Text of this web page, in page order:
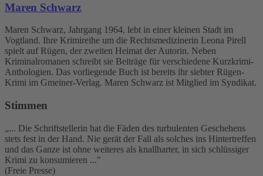
Maren Schwarz
Maren Schwarz, Jahrgang 1964, lebt in einer kleinen Stadt im
Vogtland. Ihre Krimireihe um die Rechtsmedizinerin Leona Pirell
spielt auf Rügen, der zweiten Heimat der Autorin. Neben
Kriminalromanen schreibt sie Beiträge für verschiedene Kurzkrimi-
Anthologien. Das vorliegende Buch ist bereits ihr siebter Rügen-
Krimi im Gmeiner-Verlag. Maren Schwarz ist Mitglied im Syndikat.
Stimmen
„... Die Schriftstellerin hat die Fäden des turbulenten Geschehens
stets fest in der Hand. Nie gerät der Fall als solches ins Hintertreffen
und das Ganze ist ohne weiteres als knallharter, in sich schlüssiger
Krimi zu konsumieren ..."
(Freie Presse)